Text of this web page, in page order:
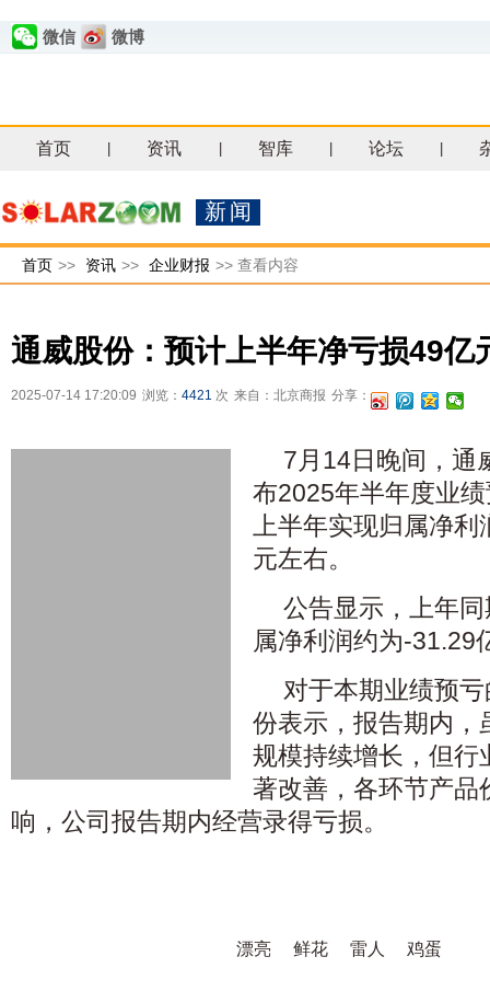
微信 微博
首页 资讯 智库 论坛
新闻
首页 >> 资讯 >> 企业财报 >> 查看内容
通威股份：预计上半年净亏损49亿
2025-07-14 17:20:09 浏览： 4421 次 来自：北京商报 分享：
7月14日晚间，通
布2025年半年度业
上半年实现归属净
元左右。
公告显示，上年
属净利润约为-31.29
对于本期业绩预
份表示，报告期内，
规模持续增长，但行
著改善，各环节产品
响，公司报告期内经营录得亏损。
漂亮 鲜花 雷人 鸡蛋